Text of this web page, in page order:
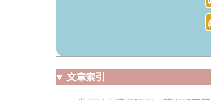
文章索引